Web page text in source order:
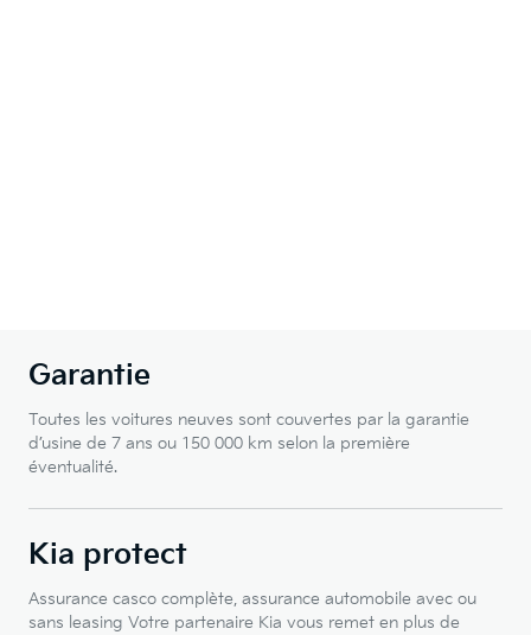
Garantie
Toutes les voitures neuves sont couvertes par la garantie
d’usine de 7 ans ou 150 000 km selon la première
éventualité.
Kia protect
Assurance casco complète, assurance automobile avec ou
sans leasing Votre partenaire Kia vous remet en plus de